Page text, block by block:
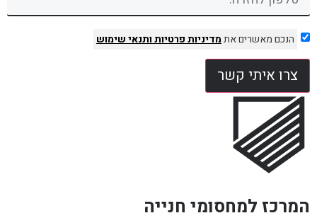
הנכם מאשרים אתמדיניות פרטיותותנאי שימוש
צרו איתי קשר
המרכז למחסומי חנייה